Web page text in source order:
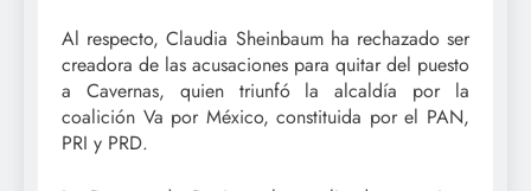
Al respecto, Claudia Sheinbaum ha rechazado ser
creadora de las acusaciones para quitar del puesto
a Cavernas, quien triunfó la alcaldía por la
coalición Va por México, constituida por el PAN,
PRI y PRD.